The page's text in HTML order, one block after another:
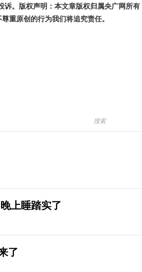
。版权声明：本文章版权归属央广网所有
重原创的行为我们将追究责任。
上睡踏实了
了